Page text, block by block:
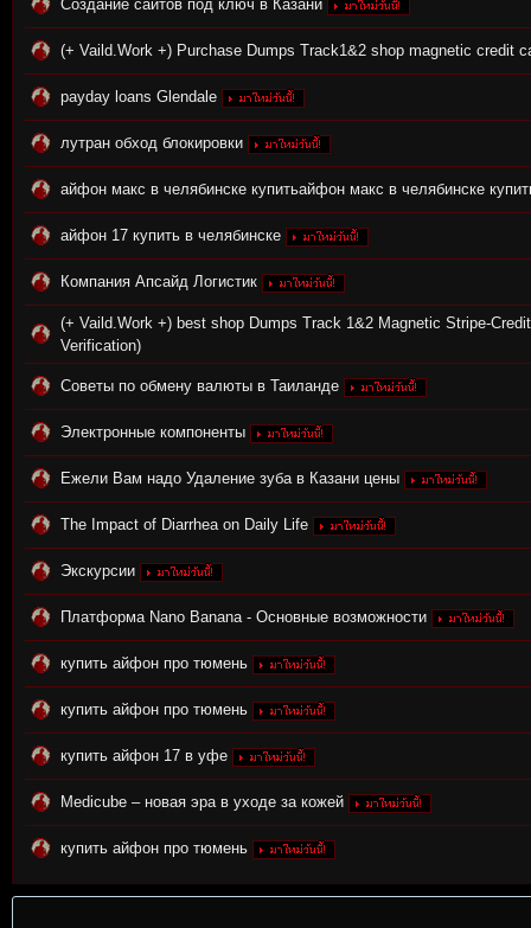
io
n:
Su
rvi
Создание сайтов под ключ в Казани
(+ Vaild.Work +) Purchase Dumps Track1&2 shop magnetic credit
payday loans Glendale
лутран обход блокировки
айфон макс в челябинске купитьайфон макс в челябинске
айфон 17 купить в челябинске
Компания Апсайд Логистик
(+ Vaild.Work +) best shop Dumps Track 1&2 Magnetic Stripe-
Verification)
Советы по обмену валюты в Таиланде
Электронные компоненты
Ежели Вам надо Удаление зуба в Казани цены
The Impact of Diarrhea on Daily Life
Экскурсии
Платформа Nano Banana - Основные возможности
купить айфон про тюмень
купить айфон про тюмень
купить айфон 17 в уфе
Medicube – новая эра в уходе за кожей
купить айфон про тюмень